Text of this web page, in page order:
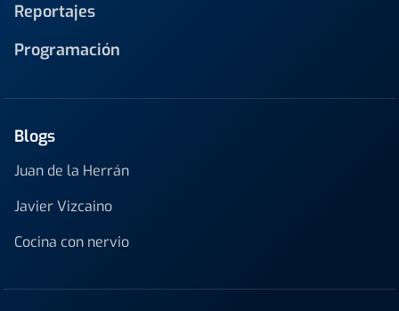
Reportajes
Programación
Blogs
Juan de la Herrán
Javier Vizcaino
Cocina con nervio